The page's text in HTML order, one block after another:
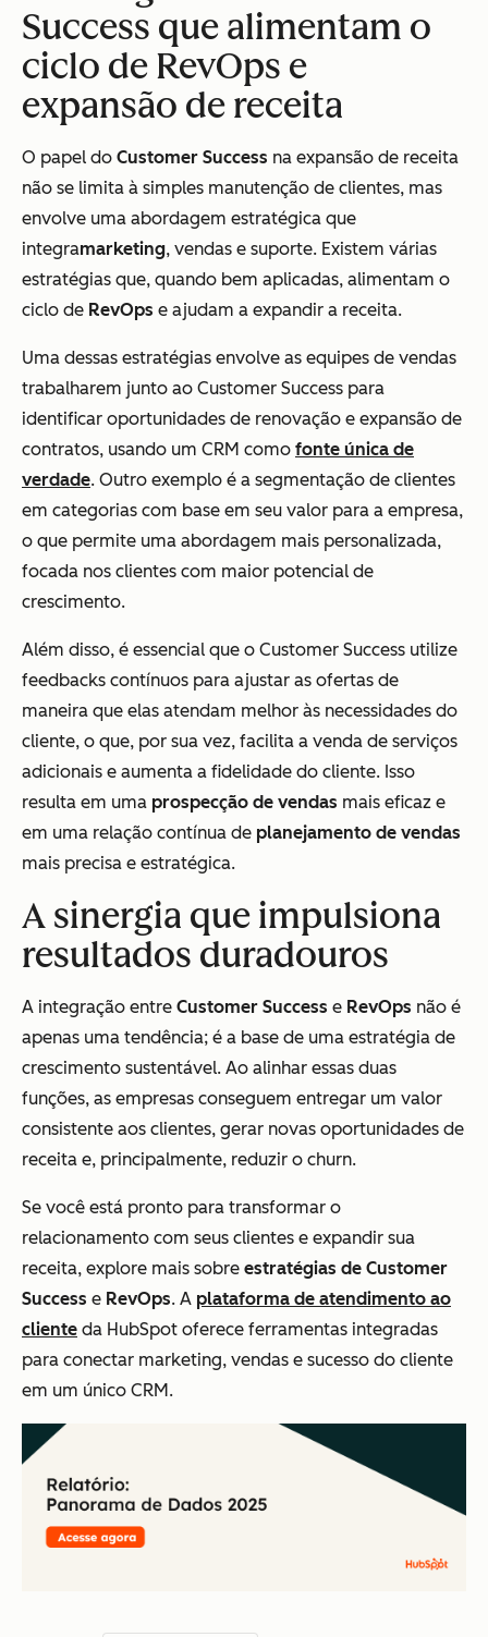
Success que alimentam o
ciclo de RevOps e
expansão de receita
O papel do Customer Success na expansão de receita
não se limita à simples manutenção de clientes, mas
envolve uma abordagem estratégica que
integramarketing, vendas e suporte. Existem várias
estratégias que, quando bem aplicadas, alimentam o
ciclo de RevOps e ajudam a expandir a receita.
Uma dessas estratégias envolve as equipes de vendas
trabalharem junto ao Customer Success para
identificar oportunidades de renovação e expansão de
contratos, usando um CRM como fonte única de
verdade. Outro exemplo é a segmentação de clientes
em categorias com base em seu valor para a empresa,
o que permite uma abordagem mais personalizada,
focada nos clientes com maior potencial de
crescimento.
Além disso, é essencial que o Customer Success utilize
feedbacks contínuos para ajustar as ofertas de
maneira que elas atendam melhor às necessidades do
cliente, o que, por sua vez, facilita a venda de serviços
adicionais e aumenta a fidelidade do cliente. Isso
resulta em uma prospecção de vendas mais eficaz e
em uma relação contínua de planejamento de vendas
mais precisa e estratégica.
A sinergia que impulsiona
resultados duradouros
A integração entre Customer Success e RevOps não é
apenas uma tendência; é a base de uma estratégia de
crescimento sustentável. Ao alinhar essas duas
funções, as empresas conseguem entregar um valor
consistente aos clientes, gerar novas oportunidades de
receita e, principalmente, reduzir o churn.
Se você está pronto para transformar o
relacionamento com seus clientes e expandir sua
receita, explore mais sobre estratégias de Customer
Success e RevOps. A plataforma de atendimento ao
cliente da HubSpot oferece ferramentas integradas
para conectar marketing, vendas e sucesso do cliente
em um único CRM.